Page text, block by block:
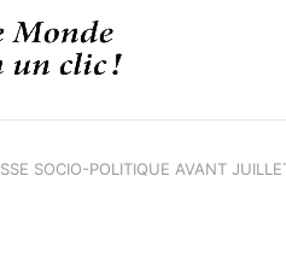
SOCIO-POLITIQUE AVANT